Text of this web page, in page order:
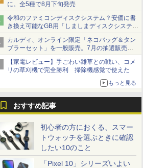
に。全5種で8月下旬発売
令和のファミコンディスクシステム？安価に書
き換え可能なGB用「しましまディスクシステ
ム」
カルディ、オンライン限定「ネコバッグ＆タン
ブラーセット」を一般販売。7月の抽選販売の
当選無効分
【家電レビュー】手ごわい雑草との戦い、コメ
リの草刈機で完全勝利 掃除機感覚で使えた
もっと見る
おすすめ記事
初心者の方におくる、スマー
トウォッチを選ぶときに確認
したい10のこと
「Pixel 10」シリーズいよい